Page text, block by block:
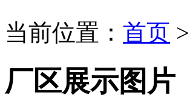
当前位置： 首页 >
厂区展示图片